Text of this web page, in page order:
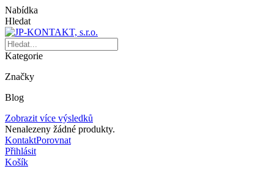
Nabídka
Hledat
Kategorie
Značky
Blog
Zobrazit více výsledků
Nenalezeny žádné produkty.
KontaktPorovnat
Přihlásit
Košík